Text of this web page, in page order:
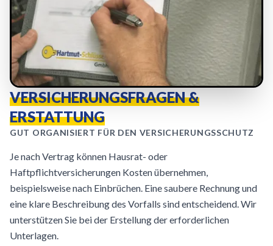
VERSICHERUNGSFRAGEN &
ERSTATTUNG
GUT ORGANISIERT FÜR DEN VERSICHERUNGSSCHUTZ
Je nach Vertrag können Hausrat- oder
Haftpflichtversicherungen Kosten übernehmen,
beispielsweise nach Einbrüchen. Eine saubere Rechnung und
eine klare Beschreibung des Vorfalls sind entscheidend. Wir
unterstützen Sie bei der Erstellung der erforderlichen
Unterlagen.